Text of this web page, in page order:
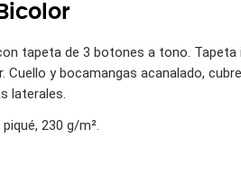
tapeta de 3 botones a tono. Tapeta
y bocamangas acanalado,
laterales.
230 g/m².